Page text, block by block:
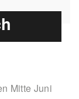
Mitte Juni